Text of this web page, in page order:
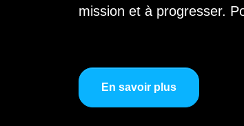
mission et à progresser.
En savoir plus